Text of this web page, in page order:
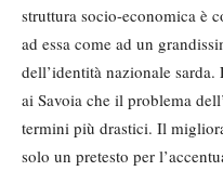
struttura socio-economica è
ad essa come ad un
dell’identità nazionale sarda.
ai Savoia che il problema
termini più drastici. Il
solo un pretesto per